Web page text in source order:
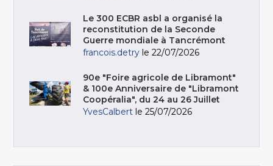
Le 300 ECBR asbl a organisé la
reconstitution de la Seconde
Guerre mondiale à Tancrémont
francois.detry le 22/07/2026
90e "Foire agricole de Libramont"
& 100e Anniversaire de "Libramont
Coopéralia", du 24 au 26 Juillet
YvesCalbert le 25/07/2026